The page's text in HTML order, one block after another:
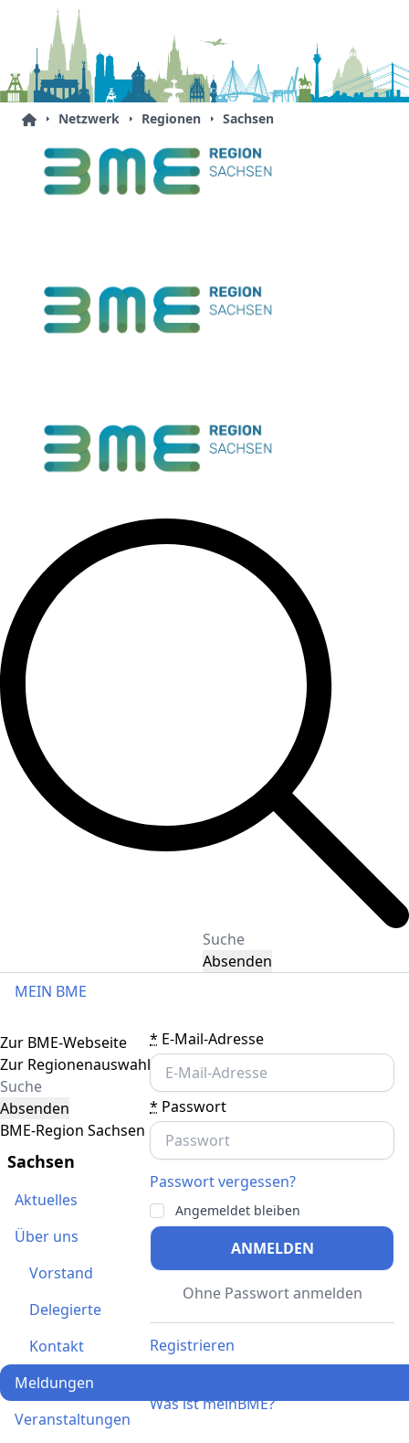
Netzwerk Regionen Sachsen
Absenden
MEIN BME
* E-Mail-Adresse
* Passwort
Passwort vergessen?
Angemeldet bleiben
ANMELDEN
Ohne Passwort anmelden
Registrieren
Was ist meinBME?
Toggle navigation
Zur BME-Webseite
Zur Regionenauswahl
Absenden
BME-Region Sachsen
Sachsen
Aktuelles
Über uns
Vorstand
Delegierte
Kontakt
Meldungen
Veranstaltungen